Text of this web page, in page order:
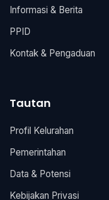
Informasi & Berita
PPID
Kontak & Pengaduan
Tautan
Profil Kelurahan
Pemerintahan
Data & Potensi
Kebijakan Privasi